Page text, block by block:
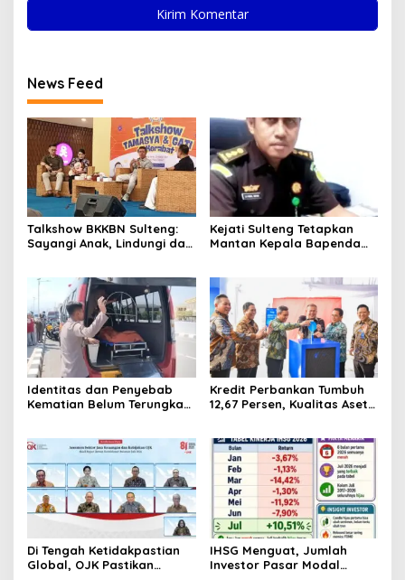
News Feed
Talkshow BKKBN Sulteng:
Sayangi Anak, Lindungi dan
Bijak Bermedia Digital
Kejati Sulteng Tetapkan
Mantan Kepala Bapenda
Pertambangan
Identitas dan Penyebab
Kematian Belum Terungkap,
Pantai Lere Palu, Kondisi
Tubuh Sudah Terurai
Dicabik Buaya
Kredit Perbankan Tumbuh
12,67 Persen, Kualitas Aset
Di Tengah Ketidakpastian
Global, OJK Pastikan
IHSG Menguat, Jumlah
Investor Pasar Modal